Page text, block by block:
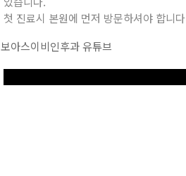
첫 진료시 본원에 먼저 방문하셔야 합니다
보아스이비인후과 유튜브